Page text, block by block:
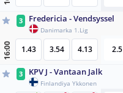
3 Fredericia - Vendsyssel
Danimarka 1.Lig
16:00 1.43 3.54 4.13 2.5
3 KPV J - Vantaan Jalk
Finlandiya Ykkonen